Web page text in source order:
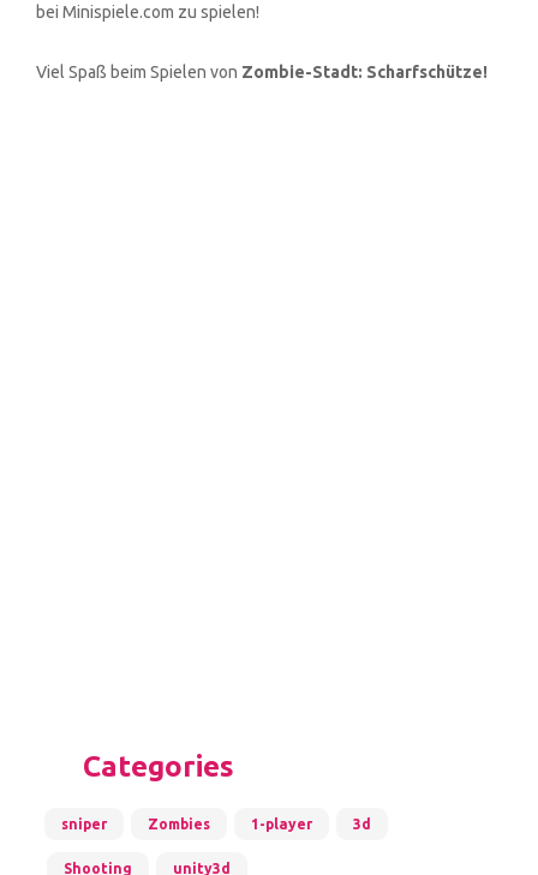
bei Minispiele.com zu spielen!
Viel Spaß beim Spielen von Zombie-Stadt: Scharfschütze!
Categories
sniper Zombies 1-player 3d
Shooting unity3d